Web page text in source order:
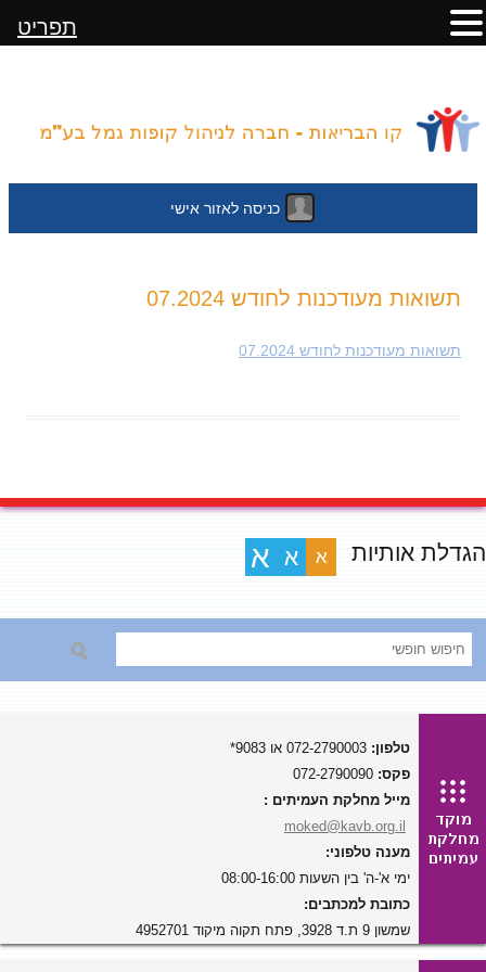
כניסה לאזור אישי
לתוכןתשואות מעודכנות לחודש 07.2024
תשואות מעודכנות לחודש 07.2024
הגדלת אותיות א א א
טלפון:
פקס:
מייל מחלקת העמיתים :
moked@kavb.org.il
מענה טלפוני:
ימי א'-ה' בין השעות 08:00-16:00
כתובת למכתבים:
שמשון 9 ת.ד 3928, פתח תקוה מיקוד 4952701
תפריט